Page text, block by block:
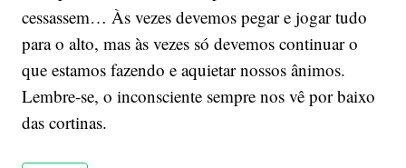
cessassem… Às vezes devemos pegar e jogar tudo
para o alto, mas às vezes só devemos continuar o
que estamos fazendo e aquietar nossos ânimos.
Lembre-se, o inconsciente sempre nos vê por baixo
das cortinas.